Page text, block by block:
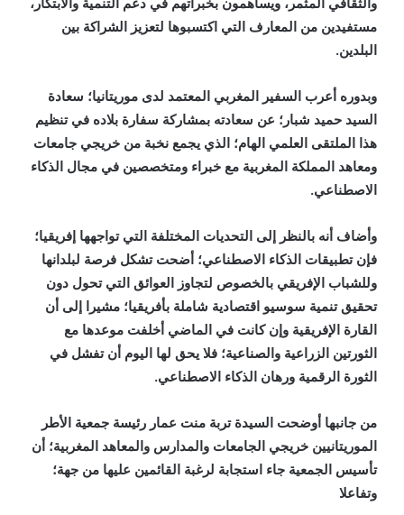
مستفيدين من المعارف التي اكتسبوها لتعزيز الشراكة بين
البلدين.
وبدوره أعرب السفير المغربي المعتمد لدى موريتانيا؛ سعادة
السيد حميد شبار؛ عن سعادته بمشاركة سفارة بلاده في تنظيم
هذا الملتقى العلمي الهام؛ الذي يجمع نخبة من خريجي جامعات
ومعاهد المملكة المغربية مع خبراء ومتخصصين في مجال الذكاء
الاصطناعي.
وأضاف أنه بالنظر إلى التحديات المختلفة التي تواجهها إفريقيا؛
فإن تطبيقات الذكاء الاصطناعي؛ أضحت تشكل فرصة لبلدانها
وللشباب الإفريقي بالخصوص لتجاوز العوائق التي تحول دون
تحقيق تنمية سوسيو اقتصادية شاملة بأفريقيا؛ مشيرا إلى أن
القارة الإفريقية وإن كانت في الماضي أخلفت موعدها مع
الثورتين الزراعية والصناعية؛ فلا يحق لها اليوم أن تفشل في
الثورة الرقمية ورهان الذكاء الاصطناعي.
من جانبها أوضحت السيدة تربة منت عمار رئيسة جمعية الأطر
الموريتانيين خريجي الجامعات والمدارس والمعاهد المغربية؛ أن
تأسيس الجمعية جاء استجابة لرغبة القائمين عليها من جهة؛
وتفاعلا